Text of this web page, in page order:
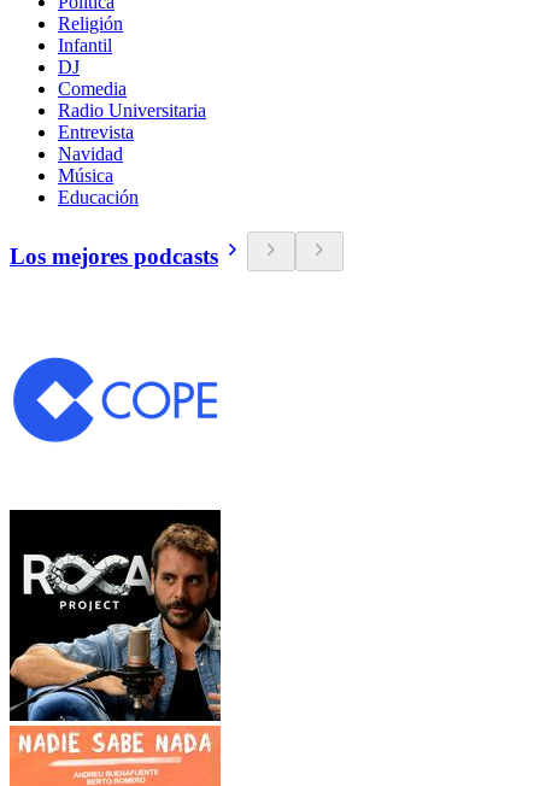
Religión
Infantil
DJ
Comedia
Radio Universitaria
Entrevista
Navidad
Música
Educación
Los mejores podcasts